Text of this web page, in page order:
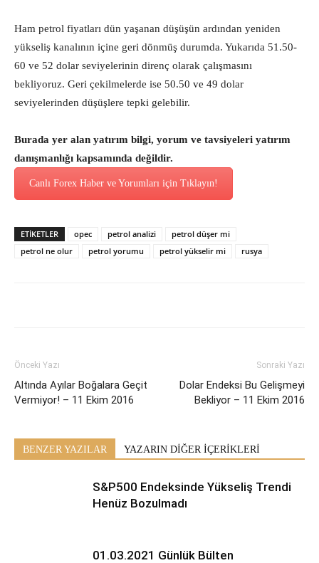
Ham petrol fiyatları dün yaşanan düşüşün ardından yeniden
yükseliş kanalının içine geri dönmüş durumda. Yukarıda 51.50-
60 ve 52 dolar seviyelerinin direnç olarak çalışmasını
bekliyoruz. Geri çekilmelerde ise 50.50 ve 49 dolar
seviyelerinden düşüşlere tepki gelebilir.
Burada yer alan yatırım bilgi, yorum ve tavsiyeleri yatırım
danışmanlığı kapsamında değildir.
Canlı Forex Haber ve Yorumları için Tıklayın!
ETİKETLER opec petrol analizi
petrol düşer mi
petrol ne olur
petrol yorumu petrol yükselir mi rusya
Önceki Yazı
Altında Ayılar Boğalara Geçit
Vermiyor! – 11 Ekim 2016
Sonraki Yazı
Dolar Endeksi Bu Gelişmeyi
Bekliyor – 11 Ekim 2016
BENZER YAZILAR YAZARIN DİĞER İÇERİKLERİ
S&P500 Endeksinde Yükseliş Trendi
Henüz Bozulmadı
01.03.2021 Günlük Bülten